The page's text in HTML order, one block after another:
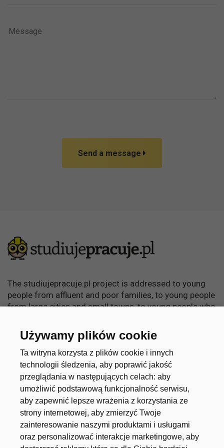
Używamy plików cookie
Ta witryna korzysta z plików cookie i innych
technologii śledzenia, aby poprawić jakość
przeglądania w następujących celach: aby
umożliwić podstawową funkcjonalność serwisu,
aby zapewnić lepsze wrażenia z korzystania ze
strony internetowej, aby zmierzyć Twoje
zainteresowanie naszymi produktami i usługami
oraz personalizować interakcje marketingowe, aby
Send a message
The studiujepracuje.pl project is addressed to young
people from affluent and poor families, to young people
from large cities and small towns, to young people who
something in life.
Useful links
About the project
Universities and Schools
Job offers
Account
Create an account
Log in